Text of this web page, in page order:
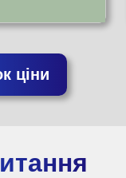
ціни